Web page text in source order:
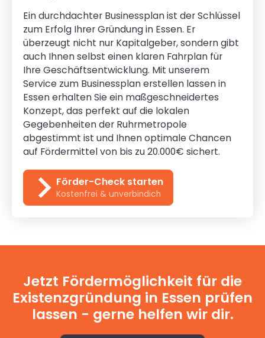
Ein durchdachter Businessplan ist der Schlüssel
zum Erfolg Ihrer Gründung in Essen. Er
überzeugt nicht nur Kapitalgeber, sondern gibt
auch Ihnen selbst einen klaren Fahrplan für
Ihre Geschäftsentwicklung. Mit unserem
Service zum Businessplan erstellen lassen in
Essen erhalten Sie ein maßgeschneidertes
Konzept, das perfekt auf die lokalen
Gegebenheiten der Ruhrmetropole
abgestimmt ist und Ihnen optimale Chancen
auf Fördermittel von bis zu 20.000€ sichert.
Förder-Check starten
Kostenfrei & unverbindich
Jetzt Fördermöglichkeit für die
Existenzgründung in Essen prüfen
lassen - gerne helfen wir dir.